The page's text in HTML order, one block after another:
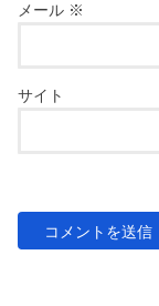
メール ※
サイト